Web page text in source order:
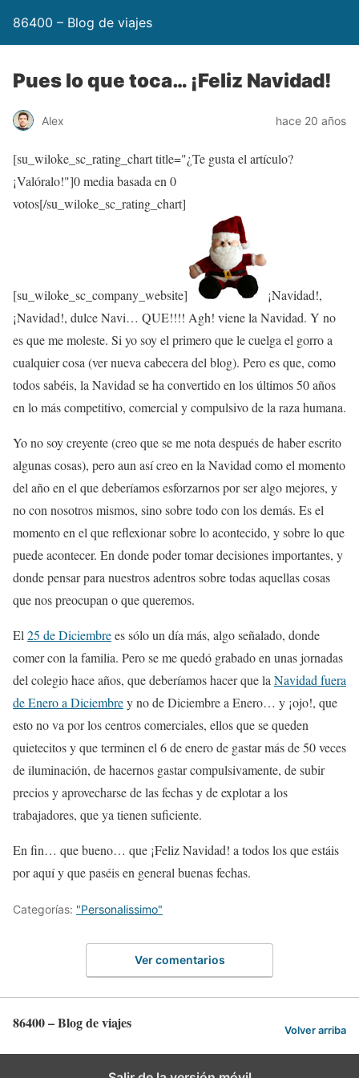
86400 – Blog de viajes
Pues lo que toca… ¡Feliz Navidad!
Alex hace 20 años
[su_wiloke_sc_rating_chart title="¿Te gusta el artículo?
¡Valóralo!"]0media basada en 0
votos[/su_wiloke_sc_rating_chart]
[su_wiloke_sc_company_website]
¡Navidad!,
¡Navidad!, dulce Navi… QUE!!!! Agh! viene la Navidad. Y no
es que me moleste. Si yo soy el primero que le cuelga el gorro a
cualquier cosa (ver nueva cabecera del blog). Pero es que, como
todos sabéis, la Navidad se ha convertido en los últimos 50 años
en lo más competitivo, comercial y compulsivo de la raza humana.
Yo no soy creyente (creo que se me nota después de haber escrito
algunas cosas), pero aun así creo en la Navidad como el momento
del año en el que deberíamos esforzarnos por ser algo mejores, y
no con nosotros mismos, sino sobre todo con los demás. Es el
momento en el que reflexionar sobre lo acontecido, y sobre lo que
puede acontecer. En donde poder tomar decisiones importantes, y
donde pensar para nuestros adentros sobre todas aquellas cosas
que nos preocupan o que queremos.
El 25 de Diciembrees sólo un día más, algo señalado, donde
comer con la familia. Pero se me quedó grabado en unas jornadas
del colegio hace años, que deberíamos hacer que la Navidad fuera
de Enero a Diciembrey no de Diciembre a Enero… y ¡ojo!, que
esto no va por los centros comerciales, ellos que se queden
quietecitos y que terminen el 6 de enero de gastar más de 50 veces
de iluminación, de hacernos gastar compulsivamente, de subir
precios y aprovecharse de las fechas y de explotar a los
trabajadores, que ya tienen suficiente.
En fin… que bueno… que ¡Feliz Navidad! a todos los que estáis
por aquí y que paséis en general buenas fechas.
Categorías: "Personalissimo"
Ver comentarios
86400 – Blog de viajes Volver arriba